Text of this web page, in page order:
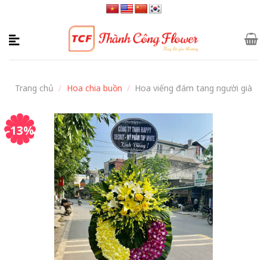
content
Trang chủ / Hoa chia buồn / Hoa viếng đám tang người già
-13%